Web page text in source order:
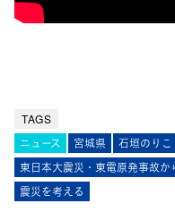
TAGS
ニュース 宮城県 石垣のりこ
東日本大震災・東電原発事故か
震災を考える